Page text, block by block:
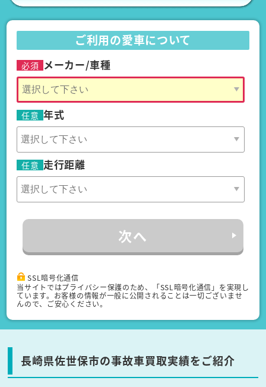
ご利用の愛車について
必須 メーカー/車種
任意 年式
任意 走行距離
次へ
SSL暗号化通信
当サイトではプライバシー保護のため、「SSL暗号化通信」を実現し
ています。お客様の情報が一般に公開されることは一切ございませ
んので、ご安心ください。
長崎県佐世保市の事故車買取実績をご紹介